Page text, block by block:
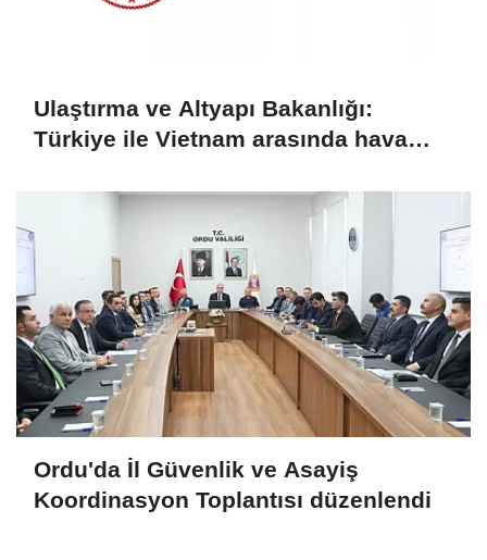
Ulaştırma ve Altyapı Bakanlığı:
Türkiye ile Vietnam arasında hava
Ordu'da İl Güvenlik ve Asayiş
Koordinasyon Toplantısı düzenlendi